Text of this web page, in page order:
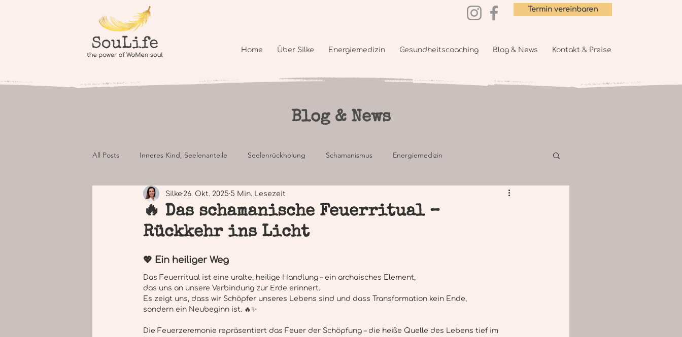
Termin vereinbaren
Home Über Silke Energiemedizin Gesundheitscoaching Blog & News Kontakt & Preise
Blog & News
All Posts Inneres Kind, Seelenanteile Seelenrückholung Schamanismus Energiemedizin
Seelenheil, Seelenheilung Seelische Gesundheit Gesundheitscoaching
Life Coach Heiler, Heilerin Ritus der Gebärmutter
Verbindung zum Körper Selbstfürsorge Weiblichkeit Achtsamkeit Frauenarbeit
🔥 Das schamanische Feuerritual –
Rückkehr ins Licht
Silke 26. Okt. 2025 5 Min. Lesezeit
💖 Ein heiliger Weg
Das Feuerritual ist eine uralte, heilige Handlung – ein archaisches Element,
das uns an unsere Verbindung zur Erde erinnert.
Es zeigt uns, dass wir Schöpfer unseres Lebens sind und dass Transformation kein Ende,
sondern ein Neubeginn ist. 🔥✨
Die Feuerzeremonie repräsentiert das Feuer der Schöpfung – die heiße Quelle des Lebens tief im